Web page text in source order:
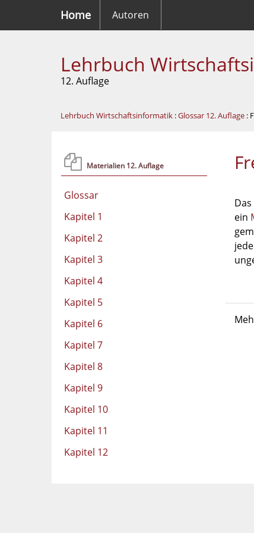
Home Autoren
Lehrbuch
12. Auflage
Lehrbuch Wirtschaftsinformatik :Glossar 12. Auflage :
Materialien 12. Auflage
Glossar
Kapitel 1
Kapitel 2
Kapitel 3
Kapitel 4
Kapitel 5
Kapitel 6
Kapitel 7
Kapitel 8
Kapitel 9
Kapitel 10
Kapitel 11
Kapitel 12
ein